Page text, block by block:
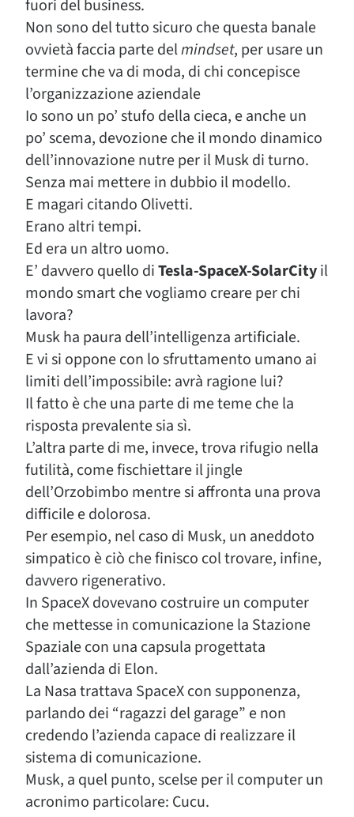
fuori del business.
Non sono del tutto sicuro che questa banale
ovvietà faccia parte delmindset, per usare un
termine che va di moda, di chi concepisce
l’organizzazione aziendale
Io sono un po’ stufo della cieca, e anche un
po’ scema, devozione che il mondo dinamico
dell’innovazione nutre per il Musk di turno.
Senza mai mettere in dubbio il modello.
E magari citando Olivetti.
Erano altri tempi.
Ed era un altro uomo.
E’ davvero quello diTesla-SpaceX-SolarCityil
mondo smart che vogliamo creare per chi
lavora?
Musk ha paura dell’intelligenza artificiale.
E vi si oppone con lo sfruttamento umano ai
limiti dell’impossibile: avrà ragione lui?
Il fatto è che una parte di me teme che la
risposta prevalente sia sì.
L’altra parte di me, invece, trova rifugio nella
futilità, come fischiettare il jingle
dell’Orzobimbo mentre si affronta una prova
difficile e dolorosa.
Per esempio, nel caso di Musk, un aneddoto
simpatico è ciò che finisco col trovare, infine,
davvero rigenerativo.
In SpaceX dovevano costruire un computer
che mettesse in comunicazione la Stazione
Spaziale con una capsula progettata
dall’azienda di Elon.
La Nasa trattava SpaceX con supponenza,
parlando dei “ragazzi del garage” e non
credendo l’azienda capace di realizzare il
sistema di comunicazione.
Musk, a quel punto, scelse per il computer un
acronimo particolare: Cucu.